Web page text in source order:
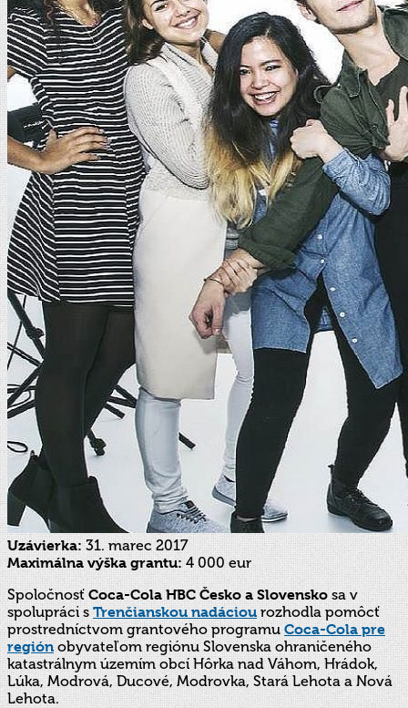
Uzávierka:31. marec 2017
Maximálna výška grantu:4 000 eur
SpoločnosťCoca-Cola HBC Česko a Slovenskosa v
spolupráci sTrenčianskou nadáciourozhodla pomôcť
prostredníctvom grantového programuCoca-Cola pre
regiónobyvateľom regiónu Slovenska ohraničeného
katastrálnym územím obcí Hôrka nad Váhom, Hrádok,
Lúka, Modrová, Ducové, Modrovka, Stará Lehota a Nová
Lehota.